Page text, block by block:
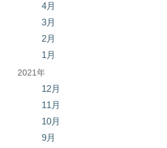
4月
3月
2月
1月
2021年
12月
11月
10月
9月